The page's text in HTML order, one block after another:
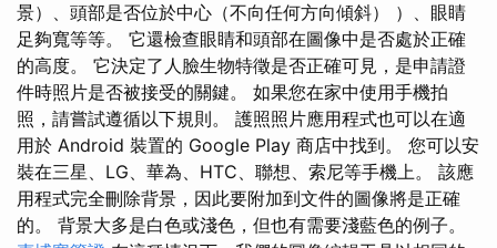
景）、頭部是否位於中心（不向任何方向傾斜） ）、眼睛
足夠寬等等。 它還檢查眼睛和頭部在圖像中是否處於正確
的高度。 它決定了人臉生物特徵是否正確可見，是申請證
件時照片是否被接受的關鍵。 如果您在家中使用手機拍
照，請嘗試遵循以下規則。 護照照片應用程式也可以在適
用於 Android 裝置的 Google Play 商店中找到。 您可以安
裝在三星、LG、華為、HTC、聯想、索尼等手機上。 該應
用程式完全刪除背景，因此要附加到文件的圖像將是正確
的。 背景大多是白色或淺色，但也有需要淺藍色的例子。